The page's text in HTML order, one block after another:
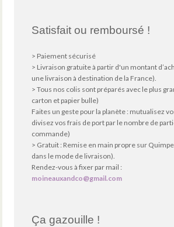
Satisfait ou remboursé !
> Paiement sécurisé
> Livraison gratuite à partir d'un montant
une livraison à destination de la France).
> Tous nos colis sont préparés avec le plus
carton et papier bulle)
Faites un geste pour la planète : mutualisez
divisez vos frais de port par le nombre de
commande)
> Gratuit : Remise en main propre sur
dans le mode de livraison).
Rendez-vous à fixer par mail :
moineauxandco@gmail.com
Ça gazouille !